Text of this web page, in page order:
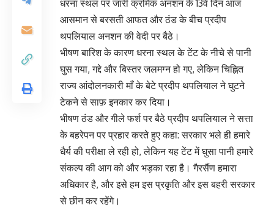
धरना स्थल पर जारी क्रमिक अनशन के 13वें दिन आज
आसमान से बरसती आफत और ठंड के बीच प्रदीप
थपलियाल अनशन की वेदी पर बैठे।
भीषण बारिश के कारण धरना स्थल के टेंट के नीचे से पानी
घुस गया, गद्दे और बिस्तर जलमग्न हो गए, लेकिन चिह्नित
राज्य आंदोलनकारी माँ के बेटे प्रदीप थपलियाल ने घुटने
टेकने से साफ़ इनकार कर दिया।
भीषण ठंड और गीले फर्श पर बैठे प्रदीप थपलियाल ने सत्ता
के बहरेपन पर प्रहार करते हुए कहा: सरकार भले ही हमारे
धैर्य की परीक्षा ले रही हो, लेकिन यह टेंट में घुसा पानी हमारे
संकल्प की आग को और भड़का रहा है। गैरसैंण हमारा
अधिकार है, और इसे हम इस प्रकृति और इस बहरी सरकार
से छीन कर रहेंगे।